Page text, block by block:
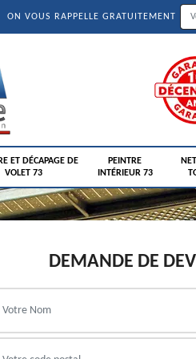
ON VOUS RAPPELLE GRATUITEMENT
ET DÉCAPAGE DE
VOLET 73
PEINTRE
INTÉRIEUR 73
DEMANDE DE